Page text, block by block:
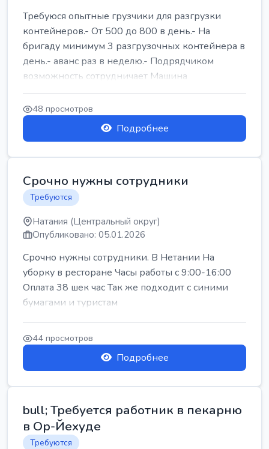
Требуюся опытные грузчики для разгрузки
контейнеров.- От 500 до 800 в день.- На
бригаду минимум 3 разгрузочных контейнера в
день.- аванс раз в неделю.- Подрядчиком
возможность сотрудничает Машина
48 просмотров
Подробнее
Срочно нужны сотрудники
Требуются
Натания (Центральный округ)
Опубликовано: 05.01.2026
Срочно нужны сотрудники. В Нетании На
уборку в ресторане Часы работы с 9:00-16:00
Оплата 38 шек час Так же подходит с синими
бумагами и туристам
44 просмотров
Подробнее
bull; Требуется работник в пекарню
в Ор-Йехуде
Требуются